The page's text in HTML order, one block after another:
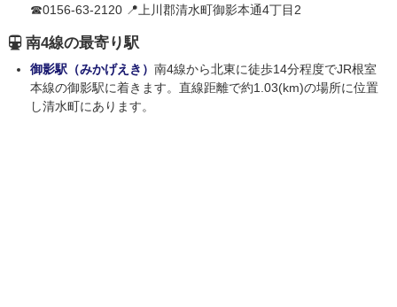
☎0156-63-2120 📍上川郡清水町御影本通4丁目2
南4線の最寄り駅
御影駅（みかげえき） 南4線から北東に徒歩14分程度でJR根室
本線の御影駅に着きます。直線距離で約1.03(km)の場所に位置
し清水町にあります。